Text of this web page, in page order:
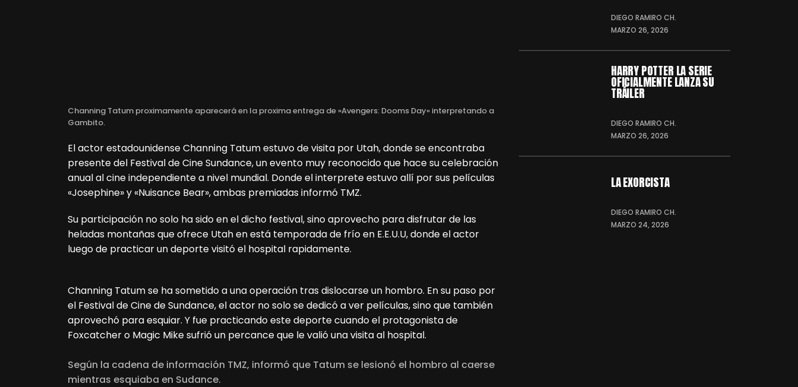
Channing Tatum proximamente aparecerá en la proxima entrega de »Avengers: Dooms Day» interpretando a
Gambito.
El actor estadounidense Channing Tatum estuvo de visita por Utah, donde se encontraba
presente del Festival de Cine Sundance, un evento muy reconocido que hace su celebración
anual al cine independiente a nivel mundial. Donde el interprete estuvo allí por sus películas
«Josephine» y «Nuisance Bear», ambas premiadas informó TMZ.
Su participación no solo ha sido en el dicho festival, sino aprovecho para disfrutar de las
heladas montañas que ofrece Utah en está temporada de frío en E.E.U.U, donde el actor
luego de practicar un deporte visitó el hospital rapidamente.
Channing Tatum se ha sometido a una operación tras dislocarse un hombro. En su paso por
el Festival de Cine de Sundance, el actor no solo se dedicó a ver películas, sino que también
aprovechó para esquiar. Y fue practicando este deporte cuando el protagonista de
Foxcatcher o Magic Mike sufrió un percance que le valió una visita al hospital.
Según la cadena de información TMZ, informó que Tatum se lesionó el hombro al caerse
mientras esquiaba en Sudance.
DIEGO RAMIRO CH.
MARZO 26, 2026
HARRY POTTER LA SERIE
OFICIALMENTE LANZA SU
TRÁILER
DIEGO RAMIRO CH.
MARZO 26, 2026
LA EXORCISTA
DIEGO RAMIRO CH.
MARZO 24, 2026